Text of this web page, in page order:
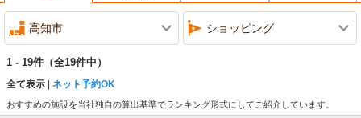
高知市 ショッピング
1 - 19件 （全19件中）
全て表示 ネット予約OK
おすすめの施設を当社独自の算出基準でランキング形式にしてご紹介しています。